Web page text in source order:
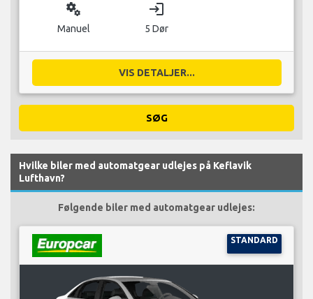
miscellaneous_services
Manuel
login
5 Dør
VIS DETALJER...
SØG
Hvilke biler med automatgear udlejes på Keflavik
Lufthavn?
Følgende biler med automatgear udlejes:
STANDARD